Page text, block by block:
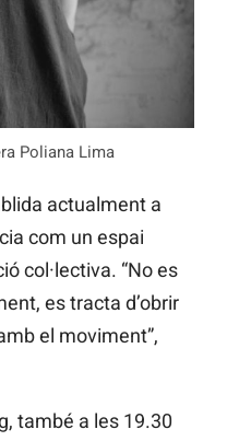
Poliana Lima
actualment a
com un espai
col·lectiva. “No es
es tracta d’obrir
el moviment”,
també a les 19.30